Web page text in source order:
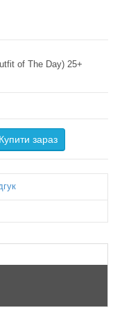
of The Day) 25+
Купити зараз